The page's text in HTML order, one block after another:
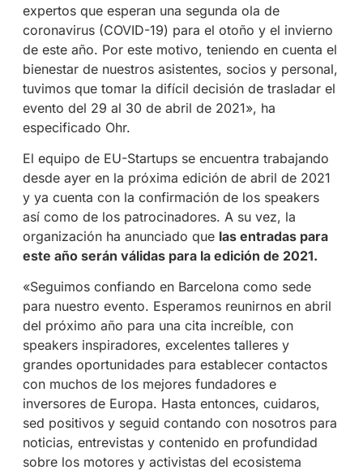
expertos que esperan una segunda ola de
coronavirus (COVID-19) para el otoño y el invierno
de este año. Por este motivo, teniendo en cuenta el
bienestar de nuestros asistentes, socios y personal,
tuvimos que tomar la difícil decisión de trasladar el
evento del 29 al 30 de abril de 2021», ha
especificado Ohr.
El equipo de EU-Startups se encuentra trabajando
desde ayer en la próxima edición de abril de 2021
y ya cuenta con la confirmación de los speakers
así como de los patrocinadores. A su vez, la
organización ha anunciado que las entradas para
este año serán válidas para la edición de 2021.
«Seguimos confiando en Barcelona como sede
para nuestro evento. Esperamos reunirnos en abril
del próximo año para una cita increíble, con
speakers inspiradores, excelentes talleres y
grandes oportunidades para establecer contactos
con muchos de los mejores fundadores e
inversores de Europa. Hasta entonces, cuidaros,
sed positivos y seguid contando con nosotros para
noticias, entrevistas y contenido en profundidad
sobre los motores y activistas del ecosistema